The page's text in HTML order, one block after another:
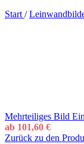
Start /
Mehrteiliges Bild
ab 101,60 €
Zurück zu den